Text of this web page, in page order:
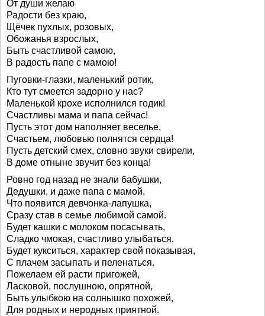
От души желаю
Радости без краю,
Щёчек пухлых, розовых,
Обожанья взрослых,
Быть счастливой самою,
В радость папе с мамою!
Пуговки-глазки, маленький ротик,
Кто тут смеется задорно у нас?
Маленькой крохе исполнился годик!
Счастливы мама и папа сейчас!
Пусть этот дом наполняет веселье,
Счастьем, любовью полнятся сердца!
Пусть детский смех, словно звуки свирели,
В доме отныне звучит без конца!
Ровно год назад не знали бабушки,
Дедушки, и даже папа с мамой,
Что появится девчонка-лапушка,
Сразу став в семье любимой самой.
Будет кашки с молоком посасывать,
Сладко чмокая, счастливо улыбаться.
Будет кукситься, характер свой показывая,
С плачем засыпать и пеленаться.
Пожелаем ей расти пригожей,
Ласковой, послушною, опрятной,
Быть улыбкою на солнышко похожей,
Для родных и неродных приятной.